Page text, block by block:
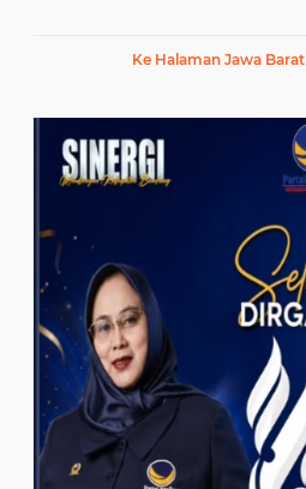
Ke Halaman Jawa Barat